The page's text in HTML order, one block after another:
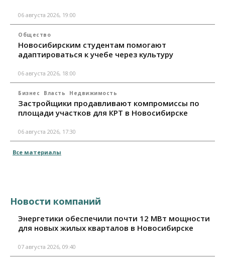
06 августа 2026, 19:00
Общество
Новосибирским студентам помогают
адаптироваться к учебе через культуру
06 августа 2026, 18:00
Бизнес Власть Недвижимость
Застройщики продавливают компромиссы по
площади участков для КРТ в Новосибирске
06 августа 2026, 17:30
Все материалы
Новости компаний
Энергетики обеспечили почти 12 МВт мощности
для новых жилых кварталов в Новосибирске
07 августа 2026, 09:40